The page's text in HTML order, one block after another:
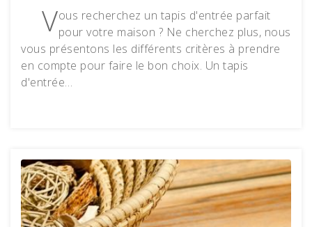
Vous recherchez un tapis d'entrée parfait
pour votre maison ? Ne cherchez plus, nous
vous présentons les différents critères à prendre
en compte pour faire le bon choix. Un tapis
d'entrée…